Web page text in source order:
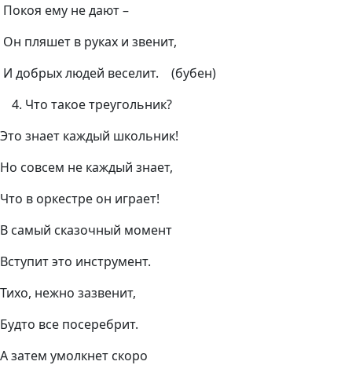
Покоя ему не дают –
Он пляшет в руках и звенит,
И добрых людей веселит. (бубен)
Что такое треугольник?
Это знает каждый школьник!
Но совсем не каждый знает,
Что в оркестре он играет!
В самый сказочный момент
Вступит это инструмент.
Тихо, нежно зазвенит,
Будто все посеребрит.
А затем умолкнет скоро